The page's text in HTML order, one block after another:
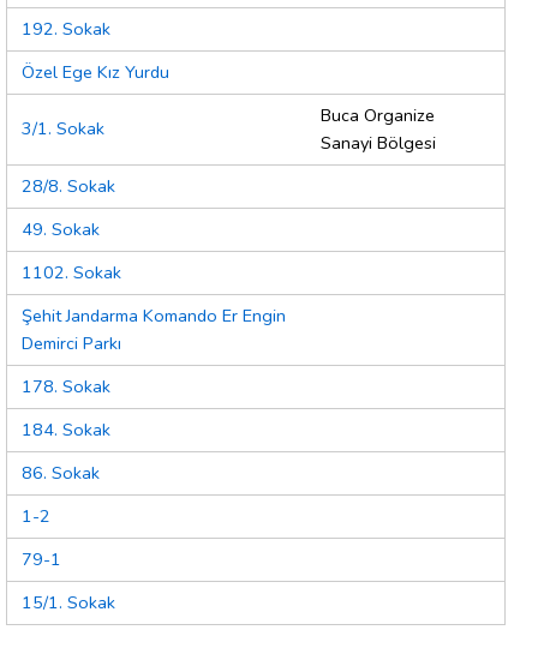
192. Sokak
Özel Ege Kız Yurdu
3/1. Sokak
Buca Organize
Sanayi Bölgesi
28/8. Sokak
49. Sokak
1102. Sokak
Şehit Jandarma Komando Er Engin
Demirci Parkı
178. Sokak
184. Sokak
86. Sokak
1-2
79-1
15/1. Sokak